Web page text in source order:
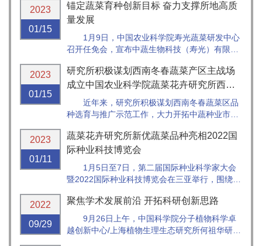
态，倾听意见和建议，加强年轻人对研究所发展
的认识，营造纪律严明、环境宽松的创新氛围。
2023
01/15
锚定蔬菜育种创新目标 奋力支撑所地高质
量发展
1月9日，中国农业科学院寿光蔬菜研发中心
召开任免会，宣布中蔬生物科技（寿光）有限公
长张圣平、办公室主任（人事处处长）王万兴，
寿光市委副书记王霞出席并讲话，市农业农村局
2023
01/15
研究所积极谋划西南冬春蔬菜产区主战场
成立中国农业科学院蔬菜花卉研究所西南
研究中心
近年来，研究所积极谋划西南冬春蔬菜区品
种选育与推广示范工作，大力开拓中蔬种业市
作共建了中国农业科学院蔬菜花卉研究所西南研
究中心，并成立中蔬种业科技（重庆）有限公
2023
01/11
蔬菜花卉研究所新优蔬菜品种亮相2022国
际种业科技博览会
1月5日至7日，第二届国际种业科学家大会
暨2022国际种业科技博览会在三亚举行，围绕整
备、新技术等重要成果。蔬菜花卉所与中蔬种业
受邀参展，卢林纲副所长带队参会。
2022
09/29
聚焦学术发展前沿 开拓科研创新思路
9月26日上午，中国科学院分子植物科学卓
越创新中心/上海植物生理生态研究所何祖华研究